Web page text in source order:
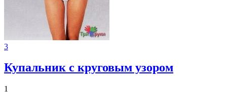
3
Купальник с круговым узором
1